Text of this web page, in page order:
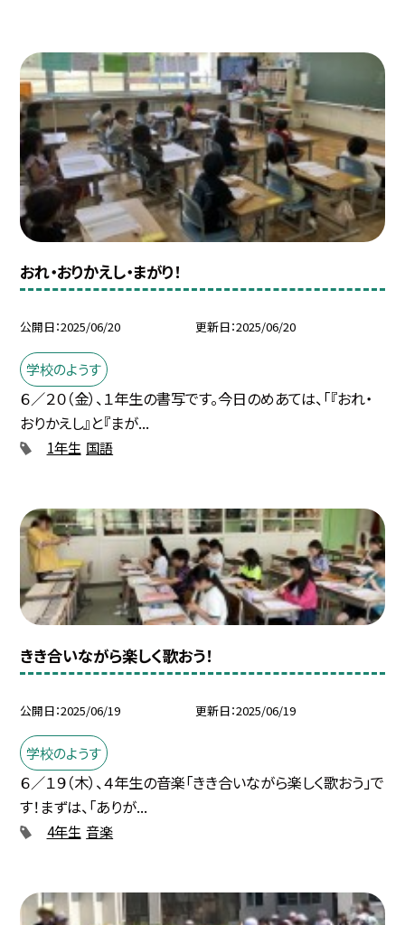
おれ・おりかえし・まがり！
公開日 2025/06/20 更新日 2025/06/20
学校のようす
６／２０（金）、１年生の書写です。今日のめあては、「『おれ・
おりかえし』と『まが...
1年生 国語
きき合いながら楽しく歌おう！
公開日 2025/06/19 更新日 2025/06/19
学校のようす
６／１９（木）、４年生の音楽「きき合いながら楽しく歌おう」で
す！まずは、「ありが...
4年生 音楽